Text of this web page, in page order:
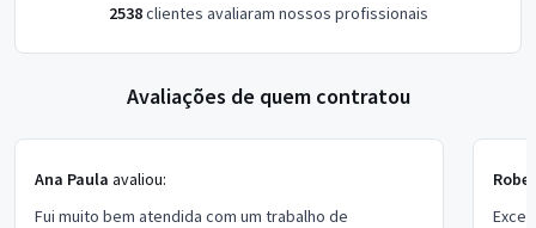
2538clientes avaliaram nossos profissionais
Avaliações de quem contratou
Ana Paula avaliou:
Fui muito bem atendida com um trabalho de